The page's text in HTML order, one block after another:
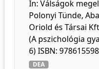
In: Válságok
Polonyi Tünde,
Oriold és Társai
(A pszichológia
6) ISBN:
DEA